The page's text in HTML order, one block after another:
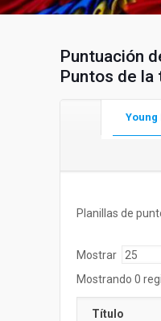
Puntuación
Puntos de la
Young
Planillas de
Mostrar
Mostrando 0
Título